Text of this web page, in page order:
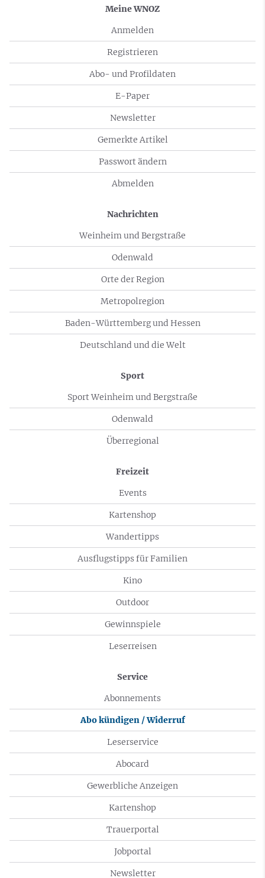
Meine WNOZ
Anmelden
Registrieren
Abo- und Profildaten
E-Paper
Newsletter
Gemerkte Artikel
Passwort ändern
Abmelden
Nachrichten
Weinheim und Bergstraße
Odenwald
Orte der Region
Metropolregion
Baden-Württemberg und Hessen
Deutschland und die Welt
Sport
Sport Weinheim und Bergstraße
Odenwald
Überregional
Freizeit
Events
Kartenshop
Wandertipps
Ausflugstipps für Familien
Kino
Outdoor
Gewinnspiele
Leserreisen
Service
Abonnements
Abo kündigen / Widerruf
Leserservice
Abocard
Gewerbliche Anzeigen
Kartenshop
Trauerportal
Jobportal
Newsletter